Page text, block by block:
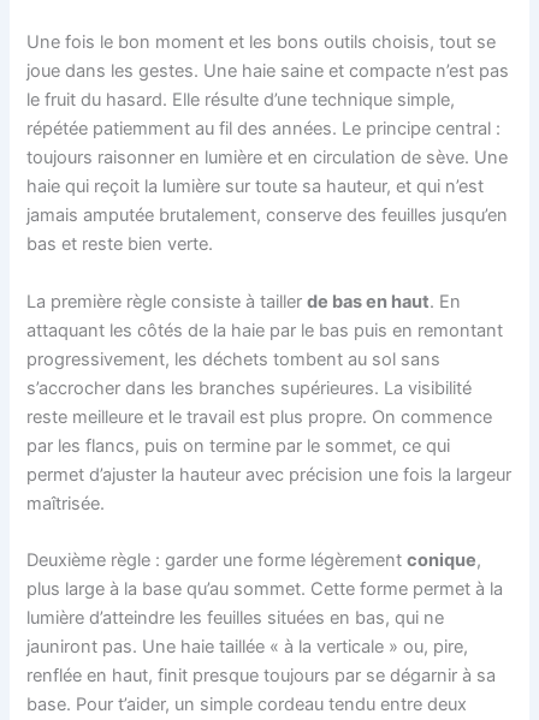
Une fois le bon moment et les bons outils choisis, tout se
joue dans les gestes. Une haie saine et compacte n’est pas
le fruit du hasard. Elle résulte d’une technique simple,
répétée patiemment au fil des années. Le principe central :
toujours raisonner en lumière et en circulation de sève. Une
haie qui reçoit la lumière sur toute sa hauteur, et qui n’est
jamais amputée brutalement, conserve des feuilles jusqu’en
bas et reste bien verte.
La première règle consiste à taillerde bas en haut. En
attaquant les côtés de la haie par le bas puis en remontant
progressivement, les déchets tombent au sol sans
s’accrocher dans les branches supérieures. La visibilité
reste meilleure et le travail est plus propre. On commence
par les flancs, puis on termine par le sommet, ce qui
permet d’ajuster la hauteur avec précision une fois la largeur
maîtrisée.
Deuxième règle : garder une forme légèrementconique,
plus large à la base qu’au sommet. Cette forme permet à la
lumière d’atteindre les feuilles situées en bas, qui ne
jauniront pas. Une haie taillée « à la verticale » ou, pire,
renflée en haut, finit presque toujours par se dégarnir à sa
base. Pour t’aider, un simple cordeau tendu entre deux